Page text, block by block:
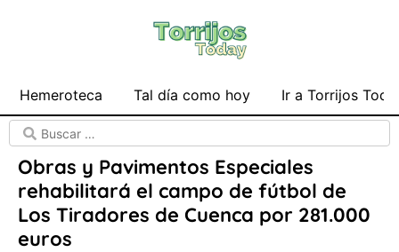
Hemeroteca Tal día como hoy Ir a Torrijos
Obras y Pavimentos Especiales
rehabilitará el campo de fútbol de
Los Tiradores de Cuenca por 281.000
euros